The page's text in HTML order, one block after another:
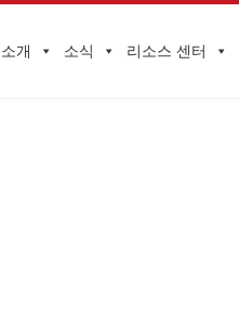
개 소식 리소스 센터